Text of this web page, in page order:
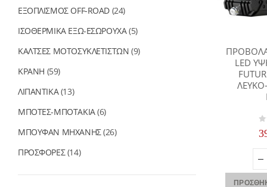
LED
ΕΞΟΠΛΙΣΜΟΣ OFF-ROAD (24)
ΙΣΟΘΕΡΜΙΚΑ ΕΞΩ-ΕΣΩΡΟΥΧΑ(5)
ΚΑΛΤΣΕΣ ΜΟΤΟΣΥΚΛΕΤΙΣΤΩΝ (9)
ΚΡΑΝΗ (59)
ΛΙΠΑΝΤΙΚΑ(13)
ΜΠΟΤΕΣ-ΜΠΟΤΑΚΙΑ(6)
ΜΠΟΥΦΑΝ ΜΗΧΑΝΗΣ(26)
ΠΡΟΣΦΟΡΕΣ(14)